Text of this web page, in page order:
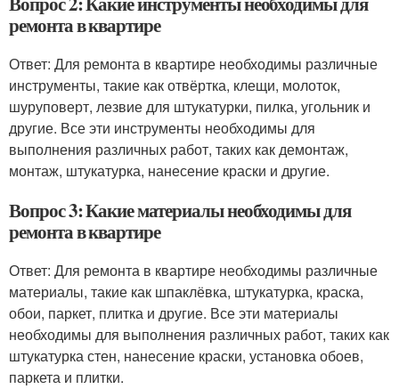
ремонта в квартире
Ответ: Для ремонта в квартире необходимы различные
инструменты, такие как отвёртка, клещи, молоток,
шуруповерт, лезвие для штукатурки, пилка, угольник и
другие. Все эти инструменты необходимы для
выполнения различных работ, таких как демонтаж,
монтаж, штукатурка, нанесение краски и другие.
Вопрос 3: Какие материалы необходимы для
ремонта в квартире
Ответ: Для ремонта в квартире необходимы различные
материалы, такие как шпаклёвка, штукатурка, краска,
обои, паркет, плитка и другие. Все эти материалы
необходимы для выполнения различных работ, таких как
штукатурка стен, нанесение краски, установка обоев,
паркета и плитки.